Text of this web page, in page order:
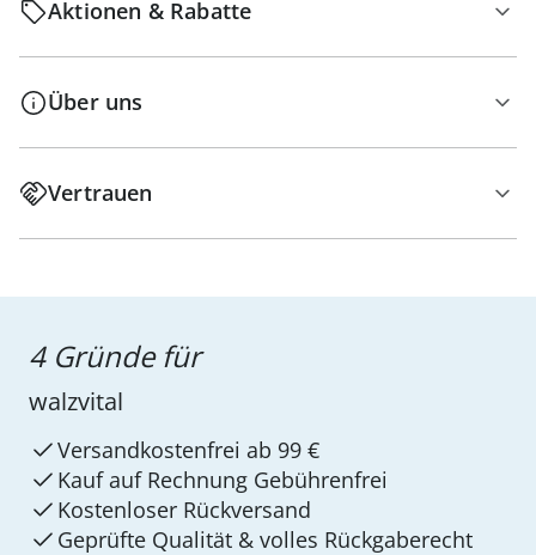
Aktionen & Rabatte
Über uns
Vertrauen
4 Gründe für
walzvital
Versandkostenfrei ab 99 €
Kauf auf Rechnung Gebührenfrei
Kostenloser Rückversand
Geprüfte Qualität & volles Rückgaberecht